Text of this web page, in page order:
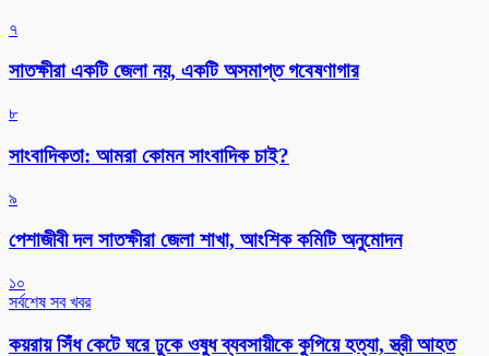
৭
সাতক্ষীরা একটি জেলা নয়, একটি অসমাপ্ত গবেষণাগার
৮
সাংবাদিকতা: আমরা কোমন সাংবাদিক চাই?
৯
পেশাজীবী দল সাতক্ষীরা জেলা শাখা, আংশিক কমিটি অনুমোদন
১০
সর্বশেষ সব খবর
কয়রায় সিঁধ কেটে ঘরে ঢুকে ওষুধ ব্যবসায়ীকে কুপিয়ে হত্যা, স্ত্রী আহত